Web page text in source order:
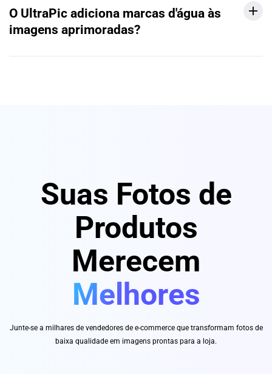
O UltraPic adiciona marcas d'água às
imagens aprimoradas?
Suas Fotos de
Produtos
Merecem
Melhores
Junte-se a milhares de vendedores de e-commerce que transformam fotos de
baixa qualidade em imagens prontas para a loja.